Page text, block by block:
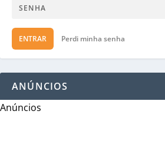
ENTRAR Perdi minha senha
ANÚNCIOS
Anúncios